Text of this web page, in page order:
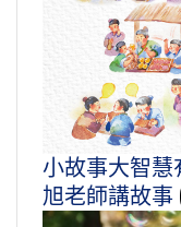
小故事大智
旭老師講故事